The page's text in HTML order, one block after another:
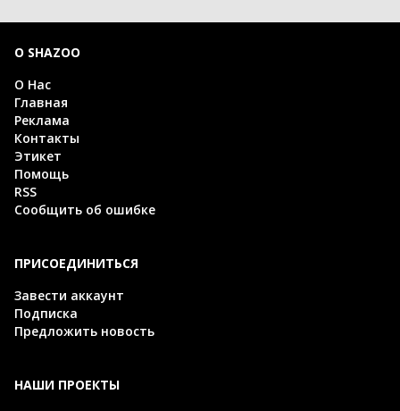
О SHAZOO
О Нас
Главная
Реклама
Контакты
Этикет
Помощь
RSS
Сообщить об ошибке
ПРИСОЕДИНИТЬСЯ
Завести аккаунт
Подписка
Предложить новость
НАШИ ПРОЕКТЫ